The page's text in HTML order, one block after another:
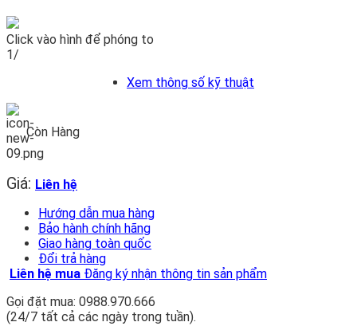
Click vào hình để phóng to
1/
Xem thông số kỹ thuật
Còn Hàng
Giá: Liên hệ
Hướng dẫn mua hàng
Bảo hành chính hãng
Giao hàng toàn quốc
Đổi trả hàng
Liên hệ mua Đăng ký nhận thông tin sản phẩm
Gọi đặt mua: 0988.970.666
(24/7 tất cả các ngày trong tuần).